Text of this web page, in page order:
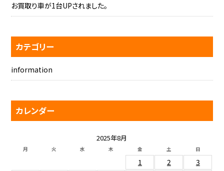
お買取り車が1台UPされました。
カテゴリー
information
カレンダー
2025年8月
月 火 水 木 金 土 日
1 2
3